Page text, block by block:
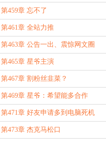
生！
第459章 忘不了
第461章 全站力推
第463章 公告一出、震惊网文圈
第465章 星爷主演
第467章 割粉丝韭菜？
第469章 星爷：希望能多合作
第471章 好友申请多到电脑死机
第473章 杰克马松口